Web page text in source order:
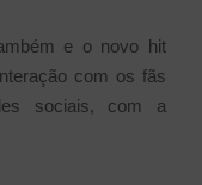
e o novo hit
com os fãs
sociais, com a